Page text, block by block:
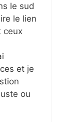
le sud
le lien
ceux
et je
ou